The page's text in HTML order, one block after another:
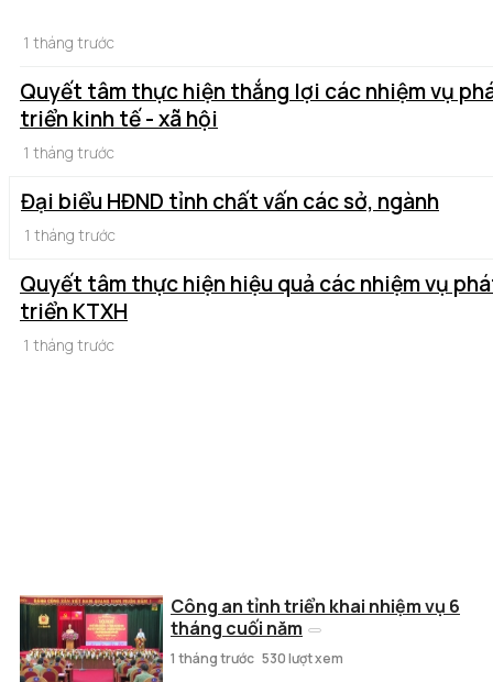
1 tháng trước
Quyết tâm thực hiện thắng lợi các nhiệm vụ
triển kinh tế - xã hội
1 tháng trước
Đại biểu HĐND tỉnh chất vấn các sở, ngành
1 tháng trước
Quyết tâm thực hiện hiệu quả các nhiệm vụ
triển KTXH
1 tháng trước
Công an tỉnh triển khai nhiệm vụ 6
tháng cuối năm
1 tháng trước 530 lượt xem